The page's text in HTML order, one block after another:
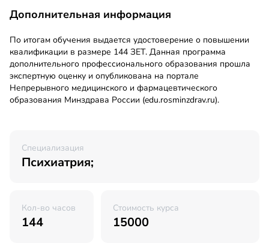
Дополнительная информация
По итогам обучения выдается удостоверение о повышении
квалификации в размере 144 ЗЕТ. Данная программа
дополнительного профессионального образования прошла
экспертную оценку и опубликована на портале
Непрерывного медицинского и фармацевтического
образования Минздрава России (edu.rosminzdrav.ru).
Специализация
Психиатрия;
Кол-во часов
144
Стоимость курса
15000